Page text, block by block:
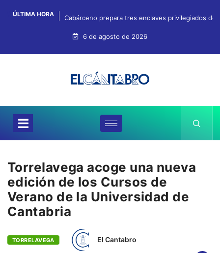
ÚLTIMA HORA Cabárceno prepara tres enclaves privilegiados
6 de agosto de 2026
Torrelavega acoge una nueva
edición de los Cursos de
Verano de la Universidad de
Cantabria
TORRELAVEGA El Cantabro